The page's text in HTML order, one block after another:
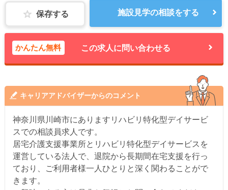
保存する 施設見学の相談をする
かんたん無料 この求人に問い合わせる
キャリアアドバイザーからのコメント
神奈川県川崎市にありますリハビリ特化型デイサービ
スでの相談員求人です。
居宅介護支援事業所とリハビリ特化型デイサービスを
運営している法人で、退院から長期間在宅支援を行っ
ており、ご利用者様一人ひとりと深く関わることがで
きます。